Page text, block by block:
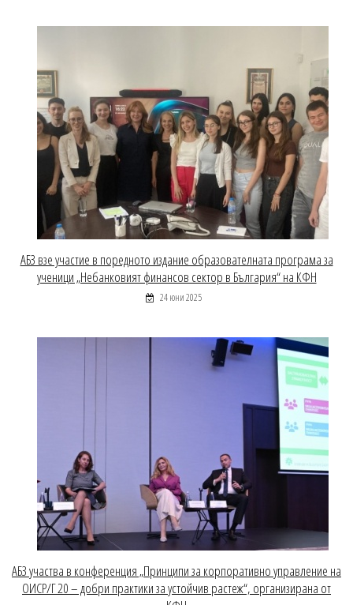
АБЗ взе участие в поредното издание образователната програма за
ученици „Небанковият финансов сектор в България“ на КФН
24 юни 2025
АБЗ участва в конференция „Принципи за корпоративно управление на
ОИСР/Г 20 – добри практики за устойчив растеж“, организирана от